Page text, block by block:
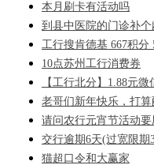
本月刷卡有活动吗
到县中医院的门诊补个
工行搜肯德基 667积分
10点苏州工行消费券
【工行北分】1.88元
老哥们新年快乐，打
请问农行元宵节活动要
交行逾期6天(过宽限期
猫超口令和大赢家